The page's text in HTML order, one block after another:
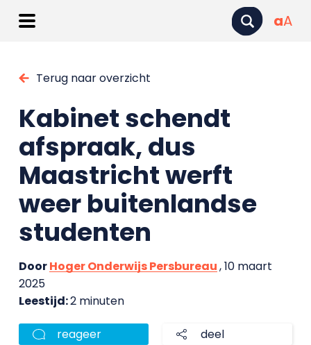
aA
Terug naar overzicht
Kabinet schendt
afspraak, dus
Maastricht werft
weer buitenlandse
studenten
DoorHoger Onderwijs Persbureau, 10 maart
2025
Leestijd:2 minuten
reageer deel